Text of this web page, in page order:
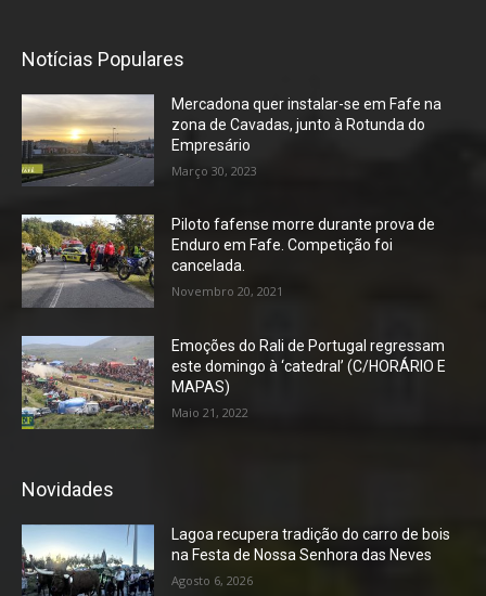
Notícias Populares
Mercadona quer instalar-se em Fafe na
zona de Cavadas, junto à Rotunda do
Empresário
Março 30, 2023
Piloto fafense morre durante prova de
Enduro em Fafe. Competição foi
cancelada.
Novembro 20, 2021
Emoções do Rali de Portugal regressam
este domingo à ‘catedral’ (C/HORÁRIO E
MAPAS)
Maio 21, 2022
Novidades
Lagoa recupera tradição do carro de bois
na Festa de Nossa Senhora das Neves
Agosto 6, 2026